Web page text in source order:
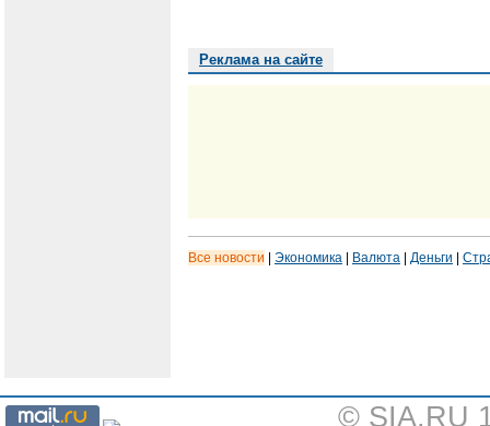
Реклама на сайте
Все новости | Экономика | Валюта | Деньги |
© SIA.RU